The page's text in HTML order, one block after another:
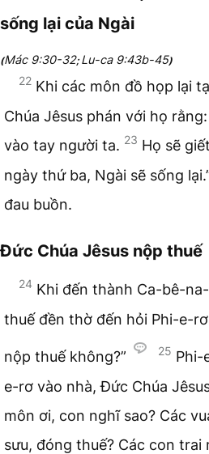
sống lại của Ngài
(Mác 9:30-32;Lu-ca 9:43b-45)
22 Khi các môn đồ họp lại
Chúa Jêsus phán với họ
vào tay người ta. 23 Họ sẽ
ngày thứ ba, Ngài sẽ sống
đau buồn.
Đức Chúa Jêsus nộp thuế
24 Khi đến thành Ca-bê-
thuế đền thờ đến hỏi Phi-e-
nộp thuế không?” 25 Phi-
e-rơ vào nhà, Đức Chúa
môn ơi, con nghĩ sao? Các
sưu, đóng thuế? Các con trai